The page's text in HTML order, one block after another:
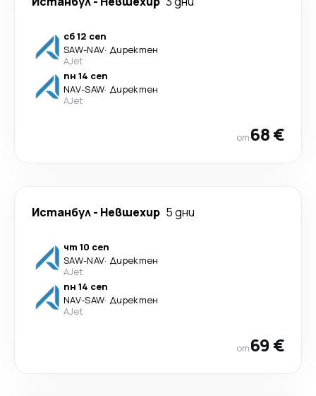
сб 12 сеп
SAW-NAV· Директен
AJet
пн 14 сеп
NAV-SAW· Директен
AJet
от68 €
Истанбул- Невшехир 5 дни
чт 10 сеп
SAW-NAV· Директен
AJet
пн 14 сеп
NAV-SAW· Директен
AJet
от69 €